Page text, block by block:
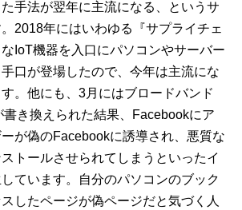
手法が翌年に主流になる、というサ
2018年にはいわゆる『サプライチェ
IoT機器を入口にパソコンやサーバー
口が登場したので、今年は主流にな
。他にも、3月にはブロードバンド
き換えられた結果、Facebookにア
が偽のFacebookに誘導され、悪質な
トールさせられてしまうといったイ
ています。自分のパソコンのブック
したページが偽ページだと気づく人